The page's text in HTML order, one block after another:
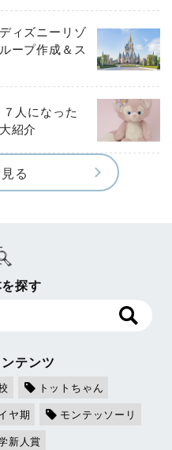
ィズニーリゾ
ープ作成＆ス
人になった
紹介
る
探す
テンツ
トットちゃん
ヤ期
モンテッソーリ
新人賞